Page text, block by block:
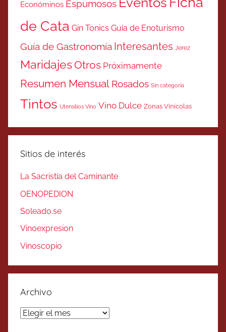
Económinos Espumosos
de Cata Gin Tonics Guía de Enoturismo
Guía de Gastronomía Interesantes Jerez
MaridajesOtros Próximamente
Resumen Mensual Rosados Sin categoría
Tintos Utensilios Vino Vino Dulce Zonas Vinicolas
Sitios de interés
La Sacristía del Caminante
OENOPEDION
Soleado.se
Vinoexpresion
Vinoscopio
Archivo
Archivo